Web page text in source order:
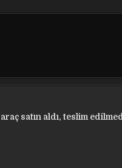
satın aldı, teslim